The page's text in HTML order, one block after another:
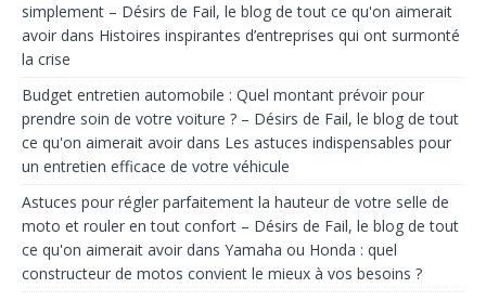
simplement – Désirs de Fail, le blog de tout ce qu'on aimerait
avoir dans Histoires inspirantes d’entreprises qui ont surmonté
la crise
Budget entretien automobile : Quel montant prévoir pour
prendre soin de votre voiture ? – Désirs de Fail, le blog de tout
ce qu'on aimerait avoir dans Les astuces indispensables pour
un entretien efficace de votre véhicule
Astuces pour régler parfaitement la hauteur de votre selle de
moto et rouler en tout confort – Désirs de Fail, le blog de tout
ce qu'on aimerait avoir dans Yamaha ou Honda : quel
constructeur de motos convient le mieux à vos besoins ?